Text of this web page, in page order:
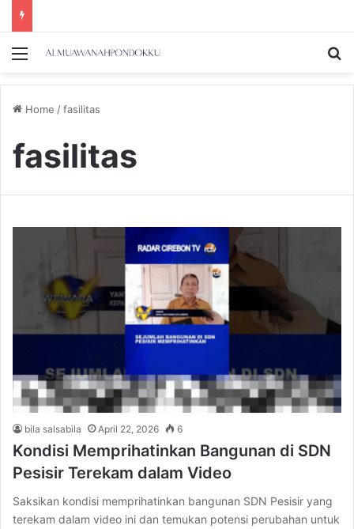
Menu
Home /fasilitas
fasilitas
bila salsabila April 22, 2026 6
Kondisi Memprihatinkan Bangunan di SDN
Pesisir Terekam dalam Video
Saksikan kondisi memprihatinkan bangunan SDN Pesisir yang
terekam dalam video ini dan temukan potensi perubahan untuk